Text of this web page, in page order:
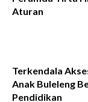
Aturan
Terkendala
Anak Buleleng
Pendidikan